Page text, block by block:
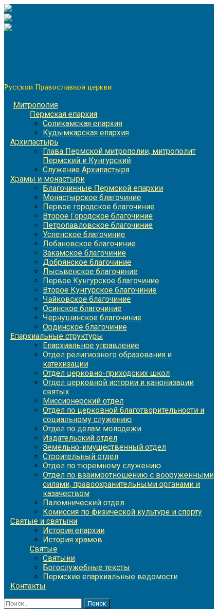
Перейти
к
содержимому
Русской Православной церкви
Митрополия
Пермская епархия
Соликамская епархия
Кудымкарская епархия
Архипастырь
Глава Пермской митрополии, митрополит
Пермский и Кунгурский
Служение Архипастыря
Храмы и монастыри
Благочинные Пермской епархии
Монастырское благочиние
Первое городское благочиние
Второе Городское благочиние
Петропавловское благочиние
Успенское благочиние
Лобановское благочиние
Закамское благочиние
Добрянское благочиние
Лысьвенское благочиние
Первое Кунгурское благочиние
Второе Кунгурское благочиние
Чайковское благочиние
Осинское благочиние
Чернушинское благочиние
Ординское благочиние
Епархиальные структуры
Епархиальное управление
Отдел религиозного образования и
катехизации
Отдел церковно-приходских школ
Отдел церковной истории и канонизации
святых
Миссионерский отдел
Отдел по церковной благотворительности и
социальному служению
Отдел по делам молодежи
Издательский отдел
Земельно-имущественный отдел
Строительный отдел
Отдел по тюремному служению
Отдел по взаимоотношению с вооруженными
силами, правоохранительными органами и
казачеством
Паломнический отдел
Комиссия по физической культуре и спорту
Святые и святыни
История епархии
История храмов
Святые
Святыни
Богослужебные тексты
Пермские епархиальные ведомости
Контакты
Найти: